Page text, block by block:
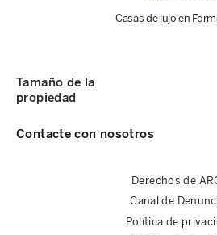
Casas de lujo en
Contacte con nosotros
Tamaño de la
propiedad
Derechos de
Canal de
Política de